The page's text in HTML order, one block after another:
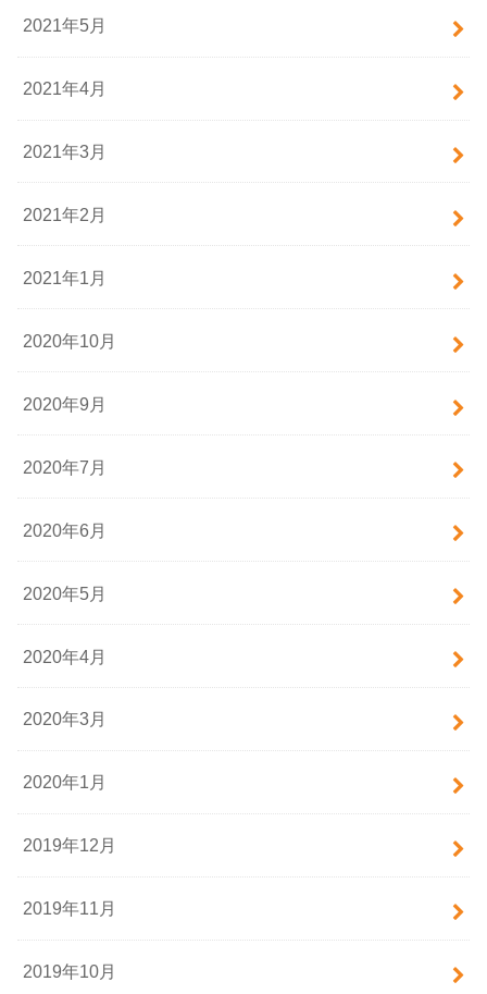
2021年5月
2021年4月
2021年3月
2021年2月
2021年1月
2020年10月
2020年9月
2020年7月
2020年6月
2020年5月
2020年4月
2020年3月
2020年1月
2019年12月
2019年11月
2019年10月